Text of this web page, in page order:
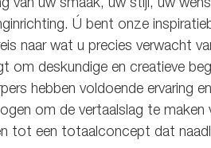
van uw smaak, uw stijl, uw
Ú bent onze
naar wat u precies verwacht
om deskundige en creatieve
hebben voldoende ervaring en
om de vertaalslag te maken
tot een totaalconcept dat